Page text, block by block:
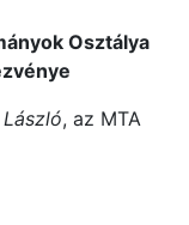
Osztálya
, az MTA